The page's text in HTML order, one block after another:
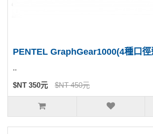
PENTEL GraphGear1000(4種口徑
..
$NT 350元 $NT 450元